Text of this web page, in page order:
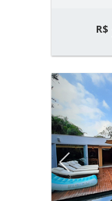
R$
Previous